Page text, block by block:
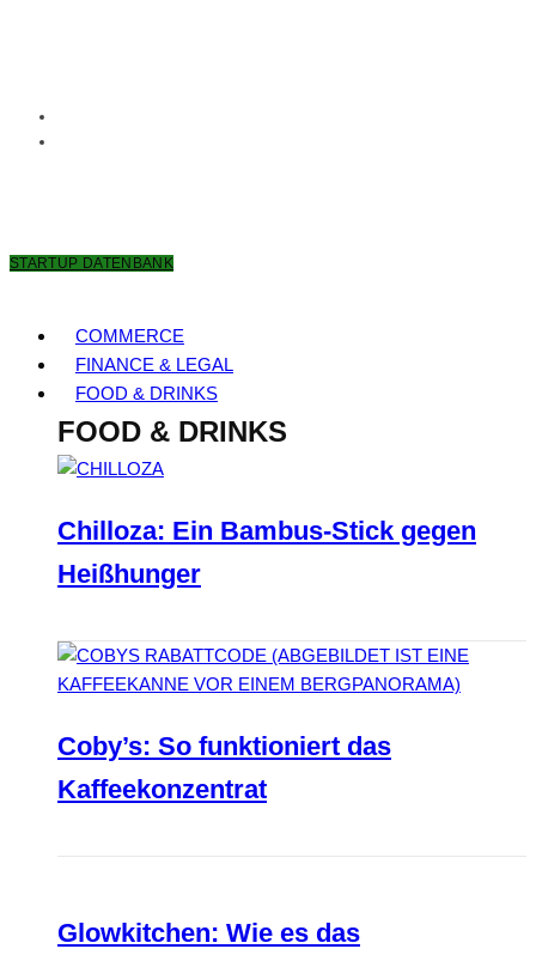
STARTUP DATENBANK
COMMERCE
FINANCE & LEGAL
FOOD & DRINKS
FOOD & DRINKS
Chilloza: Ein Bambus-Stick gegen
Heißhunger
Coby’s: So funktioniert das
Kaffeekonzentrat
Glowkitchen: Wie es das